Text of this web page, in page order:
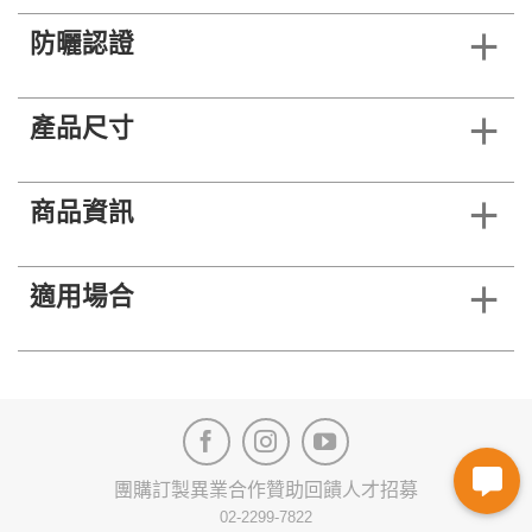
防曬認證
產品尺寸
商品資訊
適用場合
團購訂製異業合作贊助回饋人才招募
02-2299-7822